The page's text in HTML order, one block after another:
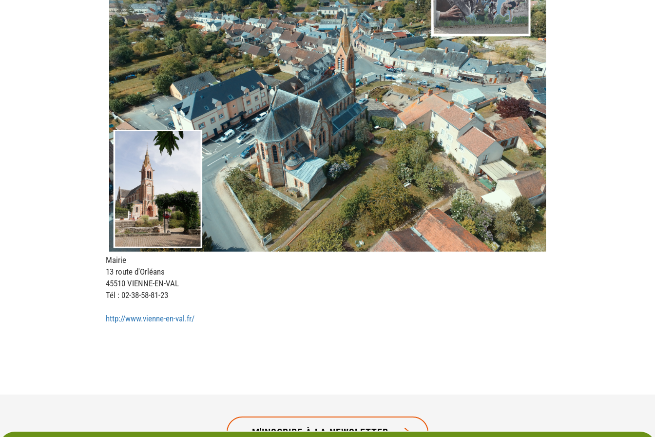
Mairie
13 route d'Orléans
45510 VIENNE-EN-VAL
Tél : 02-38-58-81-23
http://www.vienne-en-val.fr/
M'INSCRIRE À LA NEWSLETTER